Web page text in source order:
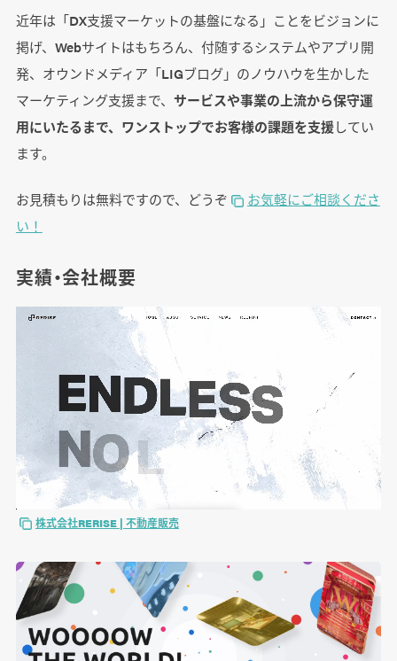
近年は「DX支援マーケットの基盤になる」ことをビジョンに
掲げ、Webサイトはもちろん、付随するシステムやアプリ開
発、オウンドメディア「LIGブログ」のノウハウを生かした
マーケティング支援まで、 サービスや事業の上流から保守運
用にいたるまで、ワンストップでお客様の課題を支援してい
ます。
お見積もりは無料ですので、どうぞ
お気軽にご相談くださ
い！
実績・会社概要
株式会社RERISE | 不動産販売